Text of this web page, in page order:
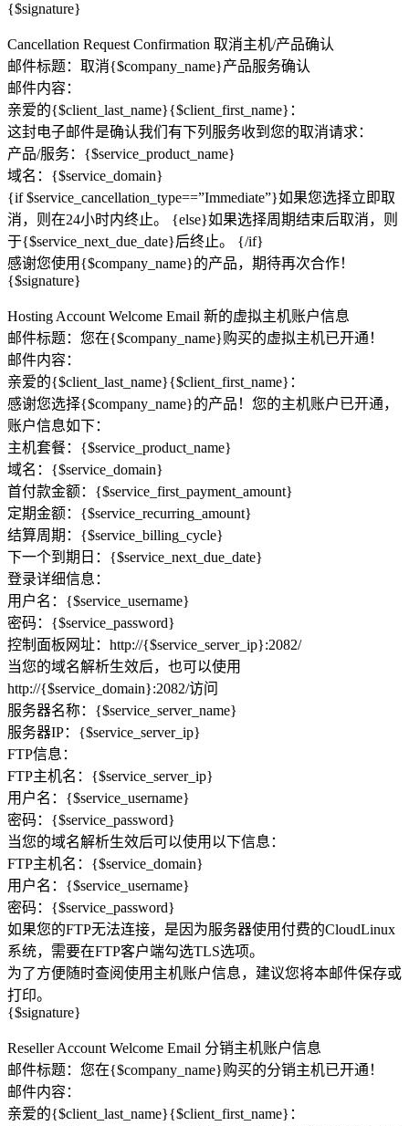
{$signature}
Cancellation Request Confirmation 取消主机/产品确认
邮件标题：取消{$company_name}产品服务确认
邮件内容：
亲爱的{$client_last_name}{$client_first_name}：
这封电子邮件是确认我们有下列服务收到您的取消请求：
产品/服务：{$service_product_name}
域名：{$service_domain}
{if $service_cancellation_type==”Immediate”}如果您选择立即取
消，则在24小时内终止。 {else}如果选择周期结束后取消，则
于{$service_next_due_date}后终止。 {/if}
感谢您使用{$company_name}的产品，期待再次合作！
{$signature}
Hosting Account Welcome Email 新的虚拟主机账户信息
邮件标题：您在{$company_name}购买的虚拟主机已开通！
邮件内容：
亲爱的{$client_last_name}{$client_first_name}：
感谢您选择{$company_name}的产品！您的主机账户已开通，
账户信息如下：
主机套餐：{$service_product_name}
域名：{$service_domain}
首付款金额：{$service_first_payment_amount}
定期金额：{$service_recurring_amount}
结算周期：{$service_billing_cycle}
下一个到期日：{$service_next_due_date}
登录详细信息：
用户名：{$service_username}
密码：{$service_password}
控制面板网址：http://{$service_server_ip}:2082/
当您的域名解析生效后，也可以使用
http://{$service_domain}:2082/访问
服务器名称：{$service_server_name}
服务器IP：{$service_server_ip}
FTP信息：
FTP主机名：{$service_server_ip}
用户名：{$service_username}
密码：{$service_password}
当您的域名解析生效后可以使用以下信息：
FTP主机名：{$service_domain}
用户名：{$service_username}
密码：{$service_password}
如果您的FTP无法连接，是因为服务器使用付费的CloudLinux
系统，需要在FTP客户端勾选TLS选项。
为了方便随时查阅使用主机账户信息，建议您将本邮件保存或
打印。
{$signature}
Reseller Account Welcome Email 分销主机账户信息
邮件标题：您在{$company_name}购买的分销主机已开通！
邮件内容：
亲爱的{$client_last_name}{$client_first_name}：